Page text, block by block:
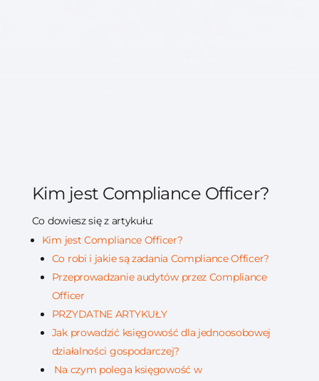
Kim jest Compliance Officer?
Co dowiesz się z artykułu:
Kim jest Compliance Officer?
Co robi i jakie są zadania Compliance Officer?
Przeprowadzanie audytów przez Compliance
Officer
PRZYDATNE ARTYKUŁY
Jak prowadzić księgowość dla jednoosobowej
działalności gospodarczej?
Na czym polega księgowość w